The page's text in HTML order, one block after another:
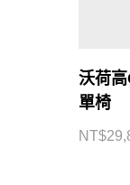
沃荷
單椅
NT$